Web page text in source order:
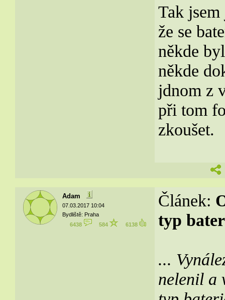
Tak
že se
někde
někde
jdnom z
při tom
zkoušet.
Adam
07.03.2017 10:04
Bydliště: Praha
6438
584 6138
Článek:
typ
...
nelenil a